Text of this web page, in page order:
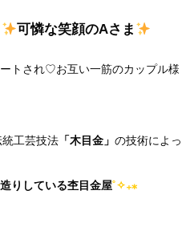
可憐な笑顔のAさま
トされ♡お互い一筋のカップル様
工芸技法 「木目金」 の技術によっ
りしている杢目金屋˚✧₊⁎